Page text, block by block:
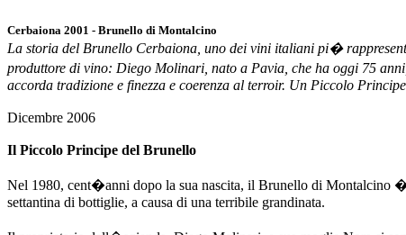
Cerbaiona 2001 - Brunello di Montalcino
La storia del Brunello Cerbaiona, uno dei vini italiani pi�
produttore di vino: Diego Molinari, nato a Pavia, che ha oggi 75
accorda tradizione e finezza e coerenza al terroir. Un Piccolo
Dicembre 2006
Il Piccolo Principe del Brunello
Nel 1980, cent�anni dopo la sua nascita, il Brunello di Montalcino
settantina di bottiglie, a causa di una terribile grandinata.